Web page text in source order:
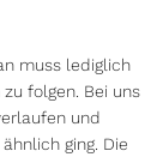
muss lediglich
folgen. Bei uns
und
ging. Die